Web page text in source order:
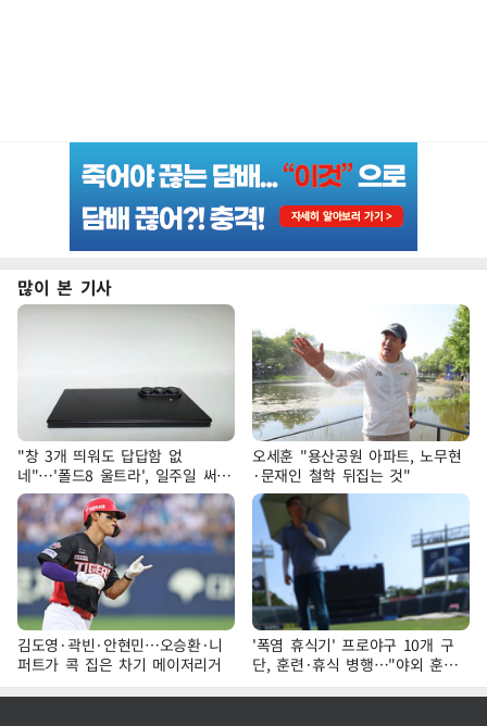
많이 본 기사
"창 3개 띄워도 답답함 없
네"…'폴드8 울트라', 일주일 써보
니
오세훈 "용산공원 아파트, 노무현
·문재인 철학 뒤집는 것"
김도영·곽빈·안현민…오승환·니
퍼트가 콕 집은 차기 메이저리거
'폭염 휴식기' 프로야구 10개 구
단, 훈련·휴식 병행…"야외 훈련
해도 안전 최우선"